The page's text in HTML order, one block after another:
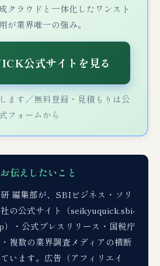
クラウドと一体化したワンスト
が業界唯一の強み。
公式サイトを見る
ます／無料登録・見積もりは公
式フォームから
伝えしたいこと
編集部が、SBIビジネス・ソリ
の公式サイト（seikyuquick.sbi-
）・公式プレスリリース・国税庁
複数の業界調査メディアの横断
います。広告（アフィリエイ